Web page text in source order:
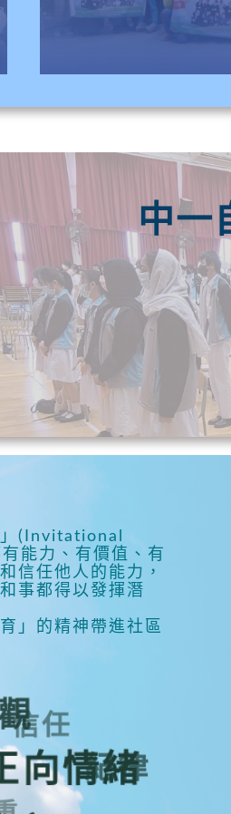
中一
(Invitational
能力、有價值、有
信任他人的能力，
事都得以發揮潛
」的精神帶進社區
紀律
向情緒
信任